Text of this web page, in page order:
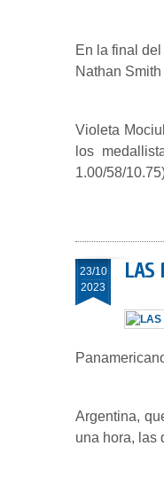
En la final
Nathan
Violeta
los
1.00/58/
23/10
2023
LAS
Argentina,
una hora, las